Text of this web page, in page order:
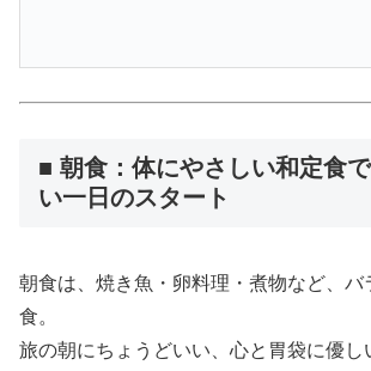
■ 朝食：体にやさしい和定食
い一日のスタート
朝食は、焼き魚・卵料理・煮物など、バ
食。
旅の朝にちょうどいい、心と胃袋に優し